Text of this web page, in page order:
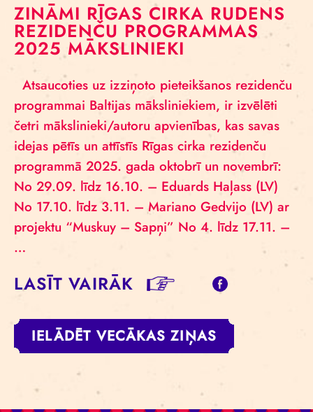
ZINĀMI RĪGAS CIRKA RUDENS
REZIDENČU PROGRAMMAS
2025 MĀKSLINIEKI
Atsaucoties uz izziņoto pieteikšanos rezidenču
programmai Baltijas māksliniekiem, ir izvēlēti
četri mākslinieki/autoru apvienības, kas savas
idejas pētīs un attīstīs Rīgas cirka rezidenču
programmā 2025. gada oktobrī un novembrī:
No 29.09. līdz 16.10. – Eduards Haļass (LV)
No 17.10. līdz 3.11. – Mariano Gedvijo (LV) ar
projektu “Muskuy – Sapņi” No 4. līdz 17.11. –
…
LASĪT VAIRĀK
IELĀDĒT VECĀKAS ZIŅAS